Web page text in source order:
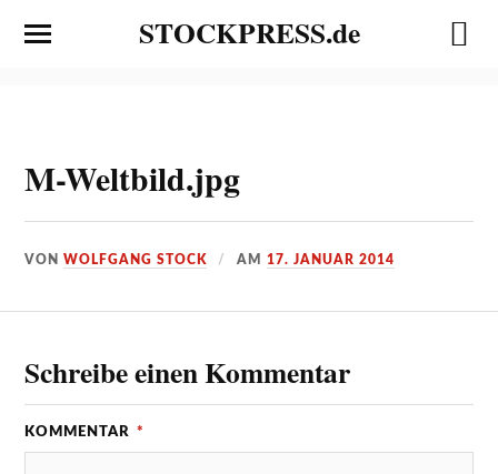
STOCKPRESS.de
M-Weltbild.jpg
VONWOLFGANG STOCK AM17. JANUAR 2014
Schreibe einen Kommentar
KOMMENTAR *